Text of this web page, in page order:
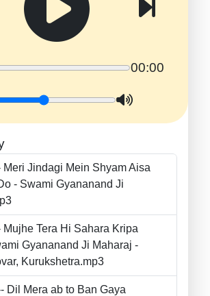
00:00
Meri Jindagi Mein Shyam Aisa
- Swami Gyananand Ji
Mujhe Tera Hi Sahara Kripa
Gyananand Ji Maharaj -
Kurukshetra.mp3
Dil Mera ab to Ban Gaya